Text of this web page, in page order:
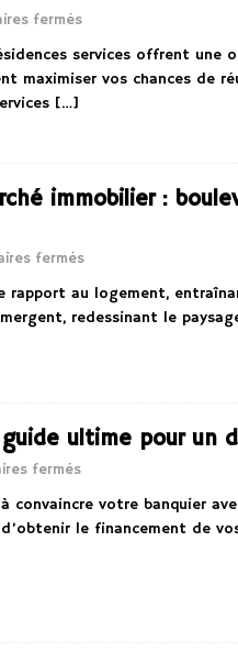
fermés
services offrent
maximiser vos chances de
[…]
immobilier :
fermés
au logement,
redessinant le
ultime pour un
fermés
convaincre votre banquier
le financement de vos